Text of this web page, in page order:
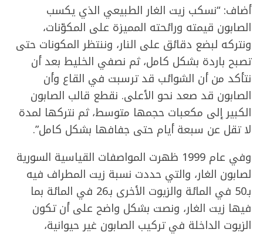
أضاف: “نسكب زيت الغار الطبيعي الذي يكسب
الصابون قيمته ورائحته المميزة على المكوّنات،
ونتركه لبضع دقائق على النار، وننتظر المكونات حتى
تصبح باردة بشكل كامل، ثم نصفي الخليط بعد أن
نتأكد من أن الشوائب قد ترسبت في القاع وأن
الصابون قد صعد نحو الأعلى. نقطع قالب الصابون
الكبير إلى مكعبات حجمها متوسط، ثم نتركها لمدة
لا تقل عن سبعة أيام حتى جفافها بشكل كامل”.
وفي عام 1999 ظهرت المواصفات القياسية السورية
لصابون الغار، والتي حددت نسبة زيت المطراف فيه
بـ50 في المائة والزيوت الأخرى بـ26 في المائة بما
فيها زيت الغار، ونصت بشكل واضح على أن تكون
الزيوت الداخلة في تركيب الصابون غير حيوانية،